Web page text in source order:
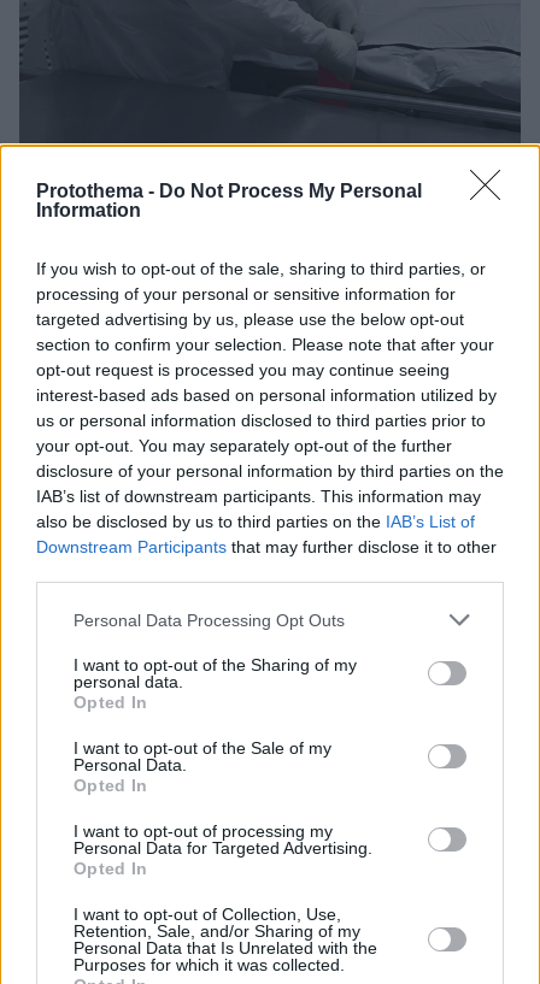
Protothema - Do Not Process My Personal
Information
If you wish to opt-out of the sale, sharing to third parties, or
processing of your personal or sensitive information for
targeted advertising by us, please use the below opt-out
section to confirm your selection. Please note that after your
opt-out request is processed you may continue seeing
interest-based ads based on personal information utilized by
us or personal information disclosed to third parties prior to
your opt-out. You may separately opt-out of the further
disclosure of your personal information by third parties on the
IAB’s list of downstream participants. This information may
also be disclosed by us to third parties on the IAB’s List of
Downstream Participants that may further disclose it to other
Please note that this website/app uses one or more Google
not limited to your visit or usage behaviour. You may click to
grant or deny consent to Google and its third-party tags to
use your data for below specified purposes in below Google
consent section.
Personal Data Processing Opt Outs
I want to opt-out of the Sharing of my
personal data.
Opted In
I want to opt-out of the Sale of my
Personal Data.
Opted In
I want to opt-out of processing my
Personal Data for Targeted Advertising.
Opted In
I want to opt-out of Collection, Use,
Retention, Sale, and/or Sharing of my
Personal Data that Is Unrelated with the
Purposes for which it was collected.
Μήνυση σε παθολογοανατόμο στη Θεσσαλονίκη από
εκθέσεις
Η μήνυση κατατέθηκε σήμερα το πρωί από
οικογένειες πέντε θυμάτων που έφτασαν στο
Δικαστικό Μέγαρο Θεσσαλονίκης και αφορά την
κατηγορία της παράβασης καθήκοντος για τον
συγκεκριμένο παθολογοανατόμο, ενώ αναζητούνται
ευθύνες και κατά παντός υπευθύνου
26.02.2026, 15:09